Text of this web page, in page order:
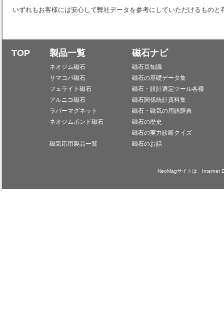
いずれもお客様には安心して弊社データを参考にしていただけるものと
TOP 製品一覧
ネオジム磁石
サマコバ磁石
フェライト磁石
アルニコ磁石
ラバーマグネット
ネオジムボンド磁石
磁気応用製品一覧
磁石ナビ
磁石豆知識
磁石の基礎データ集
磁石・設計選定ツール各種
磁石関係統計資料集
磁石・磁気の用語辞典
磁石の歴史
磁石の実力診断クイズ
磁石のお話
NeoMagサイトは、Internet